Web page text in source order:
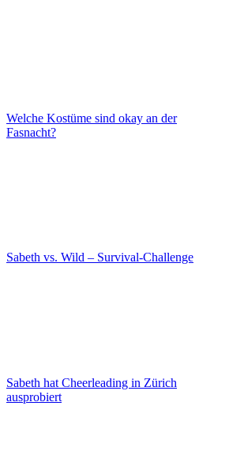
Welche Kostüme sind okay an der
Fasnacht?
Sabeth vs. Wild – Survival-Challenge
Sabeth hat Cheerleading in Zürich
ausprobiert